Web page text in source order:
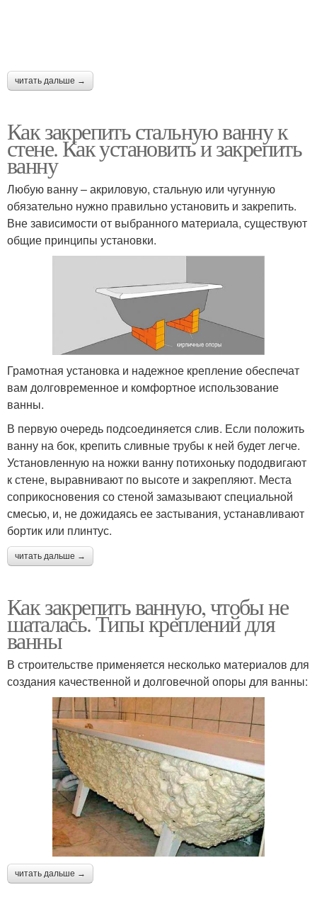
читать дальше →
Как закрепить стальную ванну к
стене. Как установить и закрепить
ванну
Любую ванну – акриловую, стальную или чугунную
обязательно нужно правильно установить и закрепить.
Вне зависимости от выбранного материала, существуют
общие принципы установки.
Грамотная установка и надежное крепление обеспечат
вам долговременное и комфортное использование
ванны.
В первую очередь подсоединяется слив. Если положить
ванну на бок, крепить сливные трубы к ней будет легче.
Установленную на ножки ванну потихоньку пододвигают
к стене, выравнивают по высоте и закрепляют. Места
соприкосновения со стеной замазывают специальной
смесью, и, не дожидаясь ее застывания, устанавливают
бортик или плинтус.
читать дальше →
Как закрепить ванную, чтобы не
шаталась. Типы креплений для
ванны
В строительстве применяется несколько материалов для
создания качественной и долговечной опоры для ванны:
читать дальше →